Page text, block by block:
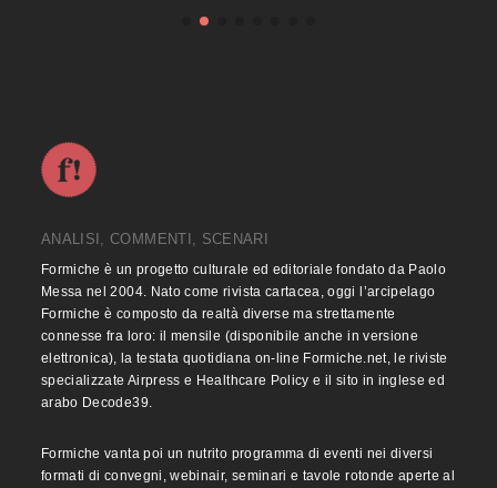
ANALISI, COMMENTI, SCENARI
Formiche è un progetto culturale ed editoriale fondato da Paolo
Messa nel 2004. Nato come rivista cartacea, oggi l’arcipelago
Formiche è composto da realtà diverse ma strettamente
connesse fra loro: il mensile (disponibile anche in versione
elettronica), la testata quotidiana on-line Formiche.net, le riviste
specializzate Airpress e Healthcare Policy e il sito in inglese ed
arabo Decode39.
Formiche vanta poi un nutrito programma di eventi nei diversi
formati di convegni, webinair, seminari e tavole rotonde aperte al